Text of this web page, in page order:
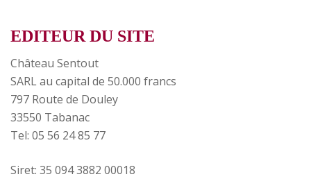
EDITEUR DU SITE
Château Sentout
SARL au capital de 50.000 francs
797 Route de Douley
33550 Tabanac
Tel: 05 56 24 85 77
Siret: 35 094 3882 00018